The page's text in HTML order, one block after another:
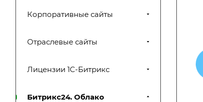
Корпоративные сайты
Отраслевые сайты
Лицензии 1С-Битрикс
Битрикс24. Облако